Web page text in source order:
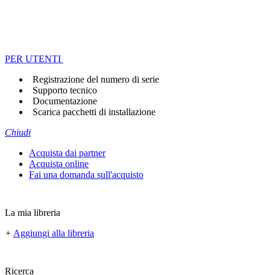
PER UTENTI
Registrazione del numero di serie
Supporto tecnico
Documentazione
Scarica pacchetti di installazione
Chiudi
Acquista dai partner
Acquista online
Fai una domanda sull'acquisto
La mia libreria
+ Aggiungi alla libreria
Ricerca